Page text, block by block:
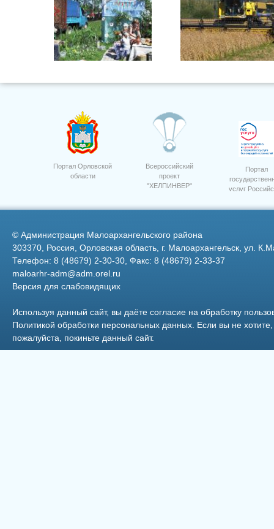
Фото 16
Уборка сои на полях ООО
Портал Орловской
области
Всероссийский
проект
"ХЕЛПИНВЕР"
Портал
услуг
© Администрация Малоархангельского района
303370, Россия, Орловская область, г. Малоархангельск, ул.
Телефон: 8 (48679) 2-30-30, Факс: 8 (48679) 2-33-37
maloarhr-adm@adm.orel.ru
Версия для слабовидящих
Используя данный сайт, вы даёте согласие на обработку
Политикой обработки персональных данных . Если вы не
пожалуйста, покиньте данный сайт.